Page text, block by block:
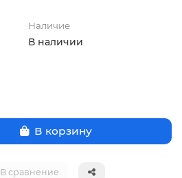
Наличие
В наличии
В корзину
В сравнение